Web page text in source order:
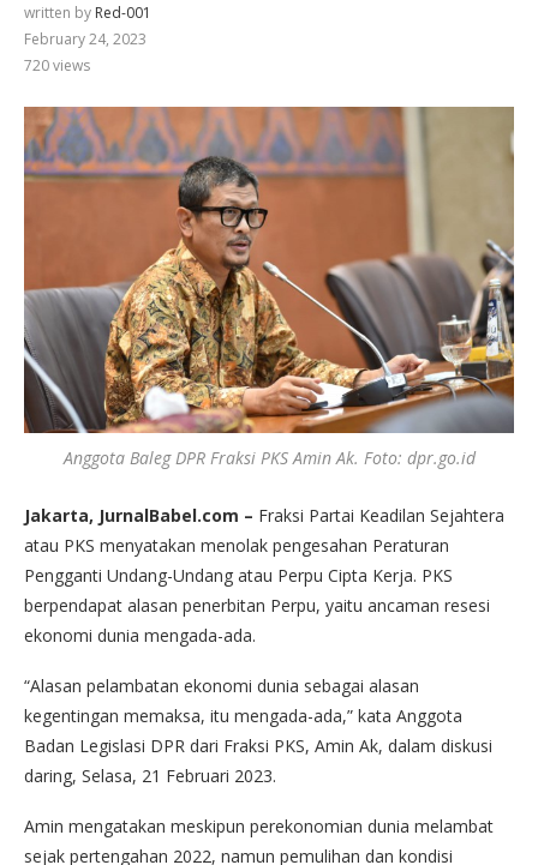
written by Red-001
February 24, 2023
720views
Anggota Baleg DPR Fraksi PKS Amin Ak. Foto: dpr.go.id
Jakarta, JurnalBabel.com – Fraksi Partai Keadilan Sejahtera
atau PKS menyatakan menolak pengesahan Peraturan
Pengganti Undang-Undang atau Perpu Cipta Kerja. PKS
berpendapat alasan penerbitan Perpu, yaitu ancaman resesi
ekonomi dunia mengada-ada.
“Alasan pelambatan ekonomi dunia sebagai alasan
kegentingan memaksa, itu mengada-ada,” kata Anggota
Badan Legislasi DPR dari Fraksi PKS, Amin Ak, dalam diskusi
daring, Selasa, 21 Februari 2023.
Amin mengatakan meskipun perekonomian dunia melambat
sejak pertengahan 2022, namun pemulihan dan kondisi